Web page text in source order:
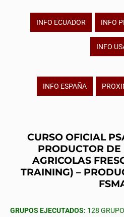
INFO ECUADOR INFO
INFO
INFO ESPAÑA
CURSO OFICIAL
PRODUCTOR
AGRICOLAS
TRAINING) –
GRUPOS EJECUTADOS: 128